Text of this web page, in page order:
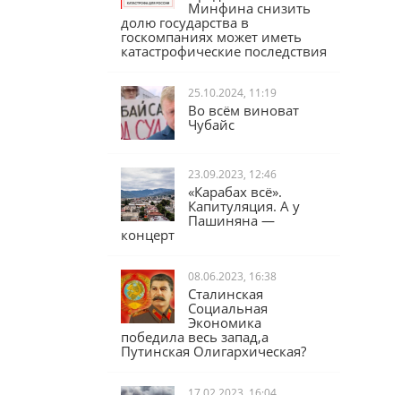
Юрий Афонин:
Предложение
Минфина снизить
долю государства в
катастрофические последствия
25.10.2024, 11:19
23.09.2023, 12:46
«Карабах всё».
концерт
08.06.2023, 16:38
Сталинская
Социальная
Экономика
Путинская Олигархическая?